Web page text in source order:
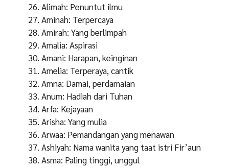
Alimah: Penuntut ilmu
Aminah: Terpercaya
Amirah: Yang berlimpah
Amalia: Aspirasi
Amani: Harapan, keinginan
Amelia: Terperaya, cantik
Amna: Damai, perdamaian
Anum: Hadiah dari Tuhan
Arfa: Kejayaan
Arisha: Yang mulia
Arwaa: Pemandangan yang menawan
Ashiyah: Nama wanita yang taat istri Fir’aun
Asma: Paling tinggi, unggul